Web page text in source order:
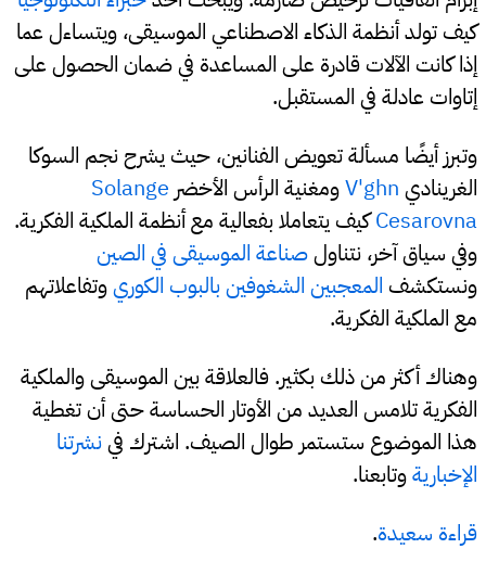
كيف تولد أنظمة الذكاء الاصطناعي الموسيقى، ويتساءل عما
إذا كانت الآلات قادرة على المساعدة في ضمان الحصول على
إتاوات عادلة في المستقبل.
وتبرز أيضًا مسألة تعويض الفنانين، حيث يشرح نجم السوكا
الغرينادي V'ghnومغنية الرأس الأخضر Solange
Cesarovnaكيف يتعاملا بفعالية مع أنظمة الملكية الفكرية.
وفي سياق آخر، نتناولصناعة الموسيقى في الصين
ونستكشف المعجبين الشغوفين بالبوب الكوريوتفاعلاتهم
مع الملكية الفكرية.
وهناك أكثر من ذلك بكثير. فالعلاقة بين الموسيقى والملكية
الفكرية تلامس العديد من الأوتار الحساسة حتى أن تغطية
هذا الموضوع ستستمر طوال الصيف. اشترك فينشرتنا
الإخباريةوتابعنا.
قراءة سعيدة.